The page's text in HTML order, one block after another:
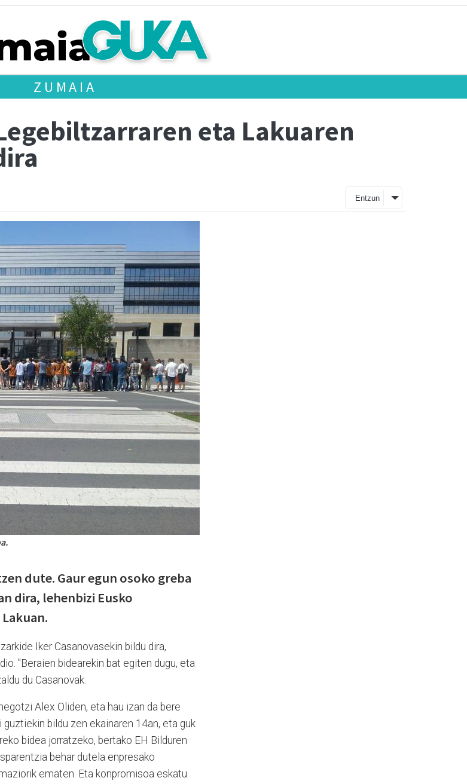
ZUMAIA
eta Lakuaren
Entzun
dute. Gaur egun osoko greba
dira, lehenbizi Eusko
Iker Casanovasekin bildu dira,
"Beraien bidearekin bat egiten dugu, eta
du Casanovak.
Alex Oliden, eta hau izan da bere
bildu zen ekainaren 14an, eta guk
bidea jorratzeko, bertako EH Bilduren
behar dutela enpresako
ematen. Eta konpromisoa eskatu